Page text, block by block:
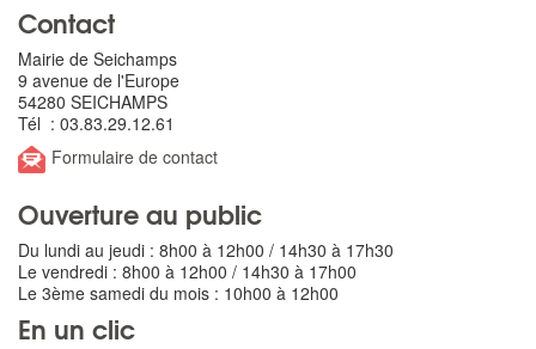
Contact
Mairie de Seichamps
9 avenue de l'Europe
54280 SEICHAMPS
Tél : 03.83.29.12.61
Formulaire de contact
Ouverture au public
Du lundi au jeudi : 8h00 à 12h00 / 14h30 à 17h30
Le vendredi : 8h00 à 12h00 / 14h30 à 17h00
Le 3ème samedi du mois : 10h00 à 12h00
En un clic